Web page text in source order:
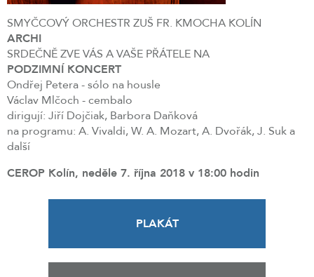
SMYČCOVÝ ORCHESTR ZUŠ FR. KMOCHA KOLÍN
ARCHI
SRDEČNĚ ZVE VÁS A VAŠE PŘÁTELE NA
PODZIMNÍ KONCERT
Ondřej Petera - sólo na housle
Václav Mlčoch - cembalo
dirigují: Jiří Dojčiak, Barbora Daňková
na programu: A. Vivaldi, W. A. Mozart, A. Dvořák, J. Suk a
další
CEROP Kolín, neděle 7. října 2018 v 18:00 hodin
PLAKÁT